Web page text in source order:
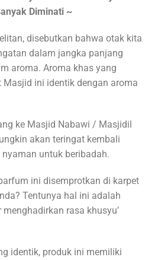
Diminati ~
disebutkan bahwa otak kita
dalam jangka panjang
aroma. Aroma khas yang
ini identik dengan aroma
ke Masjid Nabawi / Masjidil
akan teringat kembali
untuk beribadah.
ini disemprotkan di karpet
Tentunya hal ini adalah
rasa khusyu’
identik, produk ini memiliki